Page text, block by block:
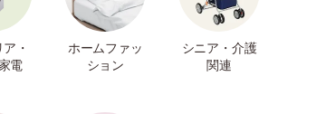
・
電
ホームファッ
ション
シニア・介護
関連